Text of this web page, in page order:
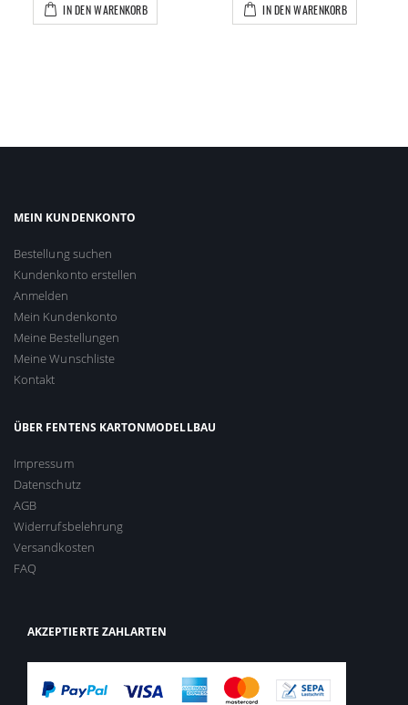
IN DEN WARENKORB IN DEN WARENKORB
MEIN KUNDENKONTO
Bestellung suchen
Kundenkonto erstellen
Anmelden
Mein Kundenkonto
Meine Bestellungen
Meine Wunschliste
Kontakt
ÜBER FENTENS KARTONMODELLBAU
Impressum
Datenschutz
AGB
Widerrufsbelehrung
Versandkosten
FAQ
AKZEPTIERTE ZAHLARTEN